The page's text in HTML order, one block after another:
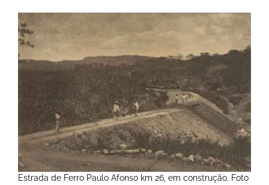
Estrada de Ferro Paulo Afonso km 26, em construção. Foto